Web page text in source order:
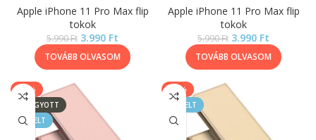
Apple iPhone 11 Pro Max flip
tokok
5.990Ft 3.990 Ft
TOVÁBB OLVASOM
Apple iPhone 11 Pro Max flip
tokok
5.990Ft 3.990 Ft
TOVÁBB OLVASOM
-33%
ELFOGYOTT
KIEMELT
-17%
KIEMELT